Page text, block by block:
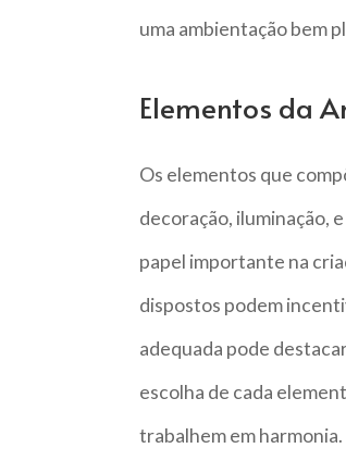
uma ambientação bem
Elementos da
Os elementos que
decoração, iluminação,
papel importante na
dispostos podem
adequada pode
escolha de cada
trabalhem em harmonia.